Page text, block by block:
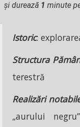
și durează 1 minute
Istoric:
Structura
terestră
Realizări
„aurului